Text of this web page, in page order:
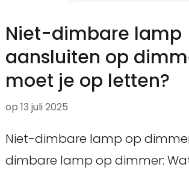
Niet-dimbare lamp
aansluiten op
moet je op letten?
op 13 juli 2025
Niet-dimbare lamp op
dimbare lamp op dimmer: